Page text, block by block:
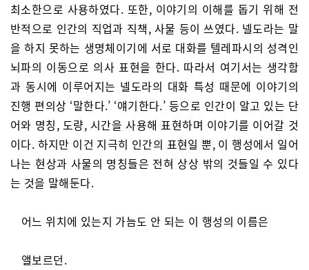
최소한으로 사용하였다. 또한, 이야기의 이해를 돕기 위해 전
반적으로 인간의 직업과 직책, 사물 등이 쓰였다. 넬도라는 말
을 하지 못하는 생명체이기에 서로 대화를 텔레파시의 성격인
뇌파의 이동으로 의사 표현을 한다. 따라서 여기서는 생각함
과 동시에 이루어지는 넬도라의 대화 특성 때문에 이야기의
진행 편의상 ‘말한다.’ ‘얘기한다.’ 등으로 인간이 알고 있는 단
어와 명칭, 도량, 시간을 사용해 표현하며 이야기를 이어갈 것
이다. 하지만 이건 지극히 인간의 표현일 뿐, 이 행성에서 일어
나는 현상과 사물의 명칭들은 전혀 상상 밖의 것들일 수 있다
는 것을 말해둔다.
어느 위치에 있는지 가늠도 안 되는 이 행성의 이름은
앨보르던.